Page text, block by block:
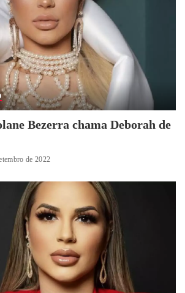
Bezerra chama Deborah de
de 2022